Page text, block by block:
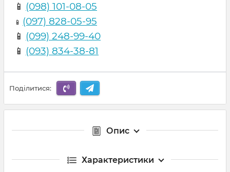
📱 (098) 101-08-05
📱 (097) 828-05-95
📱 (099) 248-99-40
📱 (093) 834-38-81
Поділитися:
Опис
Характеристики